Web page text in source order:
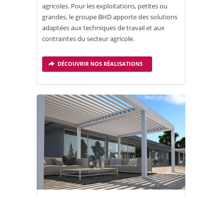
agricoles. Pour les exploitations, petites ou
grandes, le groupe BHD apporte des solutions
adaptées aux techniques de travail et aux
contraintes du secteur agricole.
DÉCOUVRIR NOS RÉALISATIONS